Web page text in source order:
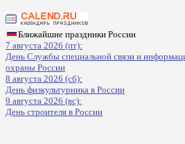
Ближайшие праздники России
7 августа 2026 (пт):
День Службы специальной связи и
охраны России
8 августа 2026 (сб):
День физкультурника в России
9 августа 2026 (вс):
День строителя в России